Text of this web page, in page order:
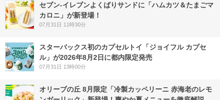
セブン‐イレブンよくばりサンドに「ハムカツ＆たまごマ
カロニ」が新登場！
07月31日 11時30分
スターバックス初のカプセルトイ「ジョイフル カプセ
ル」が2026年8月2日に都内限定発売
07月31日 13時00分
オリーブの丘 8月限定「冷製カッペリーニ 赤海老のレモ